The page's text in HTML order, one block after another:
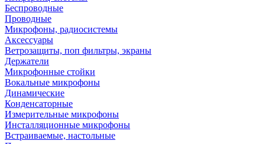
Беспроводные
Проводные
Микрофоны, радиосистемы
Аксессуары
Ветрозащиты, поп фильтры, экраны
Держатели
Микрофонные стойки
Вокальные микрофоны
Динамические
Конденсаторные
Измерительные микрофоны
Инсталляционные микрофоны
Встраиваемые, настольные